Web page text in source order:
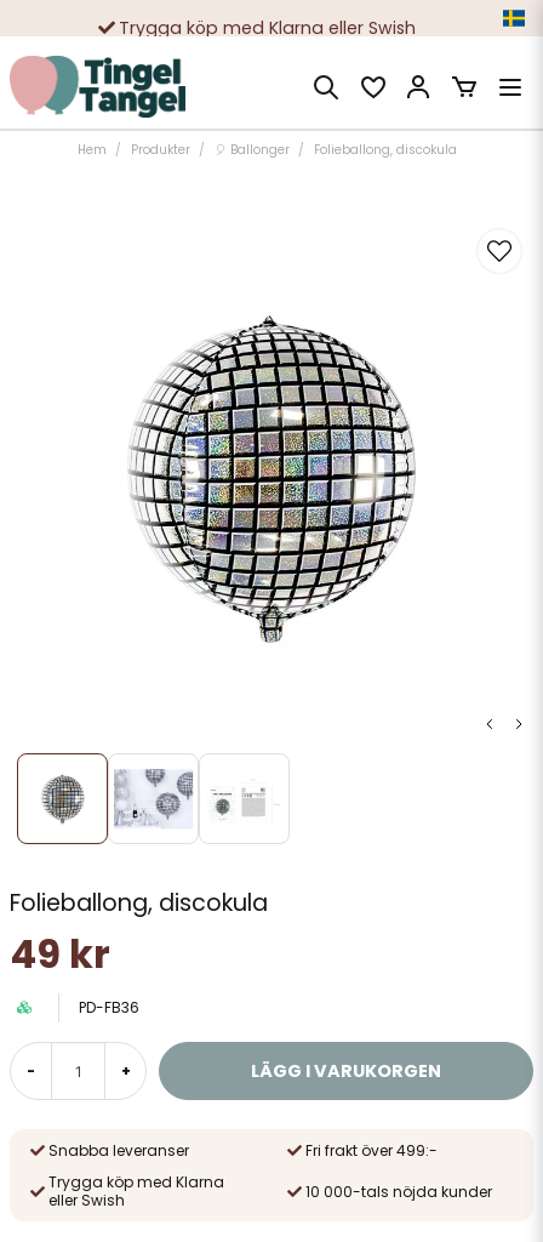
Trygga köp med Klarna eller Swish
10 000-tals nöjda kunder
Hem Produkter 🎈 Ballonger Folieballong, discokula
Folieballong, discokula
49 kr
PD-FB36
- + LÄGG I VARUKORGEN
Snabba leveranser
Fri frakt över 499:-
Trygga köp med Klarna
eller Swish
10 000-tals nöjda kunder